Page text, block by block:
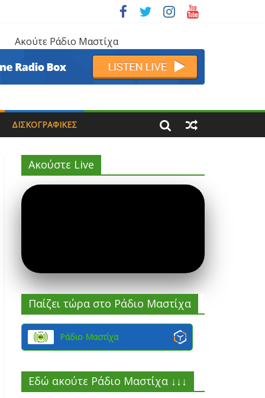
Ακούτε Ράδιο Μαστίχα
ΔΙΣΚΟΓΡΑΦΙΚΈΣ
Ακούστε Live
Παίζει τώρα στο Ράδιο Μαστίχα
Ράδιο Μαστίχα
Εδώ ακούτε Ράδιο Μαστίχα ↓↓↓